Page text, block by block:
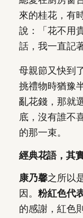
來的桂花，有
說：「花不用
話，我一直記著
母親節又快到
挑禮物時猶豫
亂花錢，那就
底，沒有誰不
的那一束。
經典花語，其
康乃馨之所以
因。 粉紅色代
的感謝，紅色